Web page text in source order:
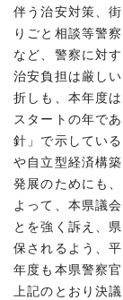
伴う治安対策、
りごと相談等警
など、警察に対
治安負担は厳し
折しも、本年度
スタートの年で
針」で示してい
や自立型経済構
発展のためにも
よって、本県議
とを強く訴え、
保されるよう、
年度も本県警察
上記のとおり決議